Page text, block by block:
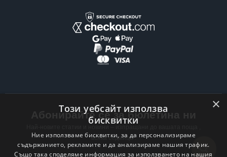
Абонирайте се за бюлетина ни
всяка седмица .
×
Този уебсайт използва
бисквитки
Ние използваме бисквитки, за да персонализираме
съдържанието, рекламите и да анализираме нашия трафик.
Също така споделяме информация за използването на нашия